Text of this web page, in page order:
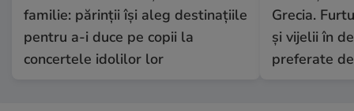
familie: părinții își aleg destinațiile
pentru a-i duce pe copii la
concertele idolilor lor
Grecia.
și vijelii în
preferate